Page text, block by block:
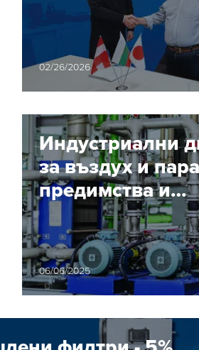
вече е част от
пневматичните
решения на
02/26/2026
Индустриални
за въздух и
предимства и
приложения
06/06/2025